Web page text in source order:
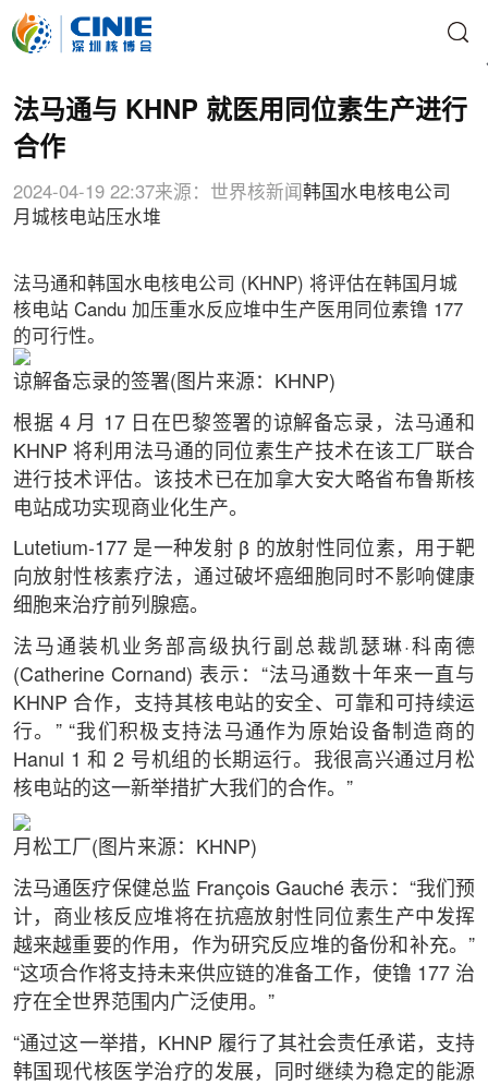
法马通与 KHNP 就医用同位素生产进行
合作
2024-04-19 22:37来源：世界核新闻 韩国水电核电公司
月城核电站压水堆
法马通和韩国水电核电公司 (KHNP) 将评估在韩国月城
核电站 Candu 加压重水反应堆中生产医用同位素镥 177
的可行性。
谅解备忘录的签署(图片来源：KHNP)
根据 4 月 17 日在巴黎签署的谅解备忘录，法马通和
KHNP 将利用法马通的同位素生产技术在该工厂联合
进行技术评估。该技术已在加拿大安大略省布鲁斯核
电站成功实现商业化生产。
Lutetium-177 是一种发射 β 的放射性同位素，用于靶
向放射性核素疗法，通过破坏癌细胞同时不影响健康
细胞来治疗前列腺癌。
法马通装机业务部高级执行副总裁凯瑟琳·科南德
(Catherine Cornand) 表示：“法马通数十年来一直与
KHNP 合作，支持其核电站的安全、可靠和可持续运
行。” “我们积极支持法马通作为原始设备制造商的
Hanul 1 和 2 号机组的长期运行。我很高兴通过月松
核电站的这一新举措扩大我们的合作。”
月松工厂(图片来源：KHNP)
法马通医疗保健总监 François Gauché 表示：“我们预
计，商业核反应堆将在抗癌放射性同位素生产中发挥
越来越重要的作用，作为研究反应堆的备份和补充。”
“这项合作将支持未来供应链的准备工作，使镥 177 治
疗在全世界范围内广泛使用。”
“通过这一举措，KHNP 履行了其社会责任承诺，支持
韩国现代核医学治疗的发展，同时继续为稳定的能源